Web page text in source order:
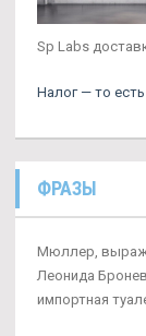
Sp Labs
Налог — то
ФРАЗЫ
Мюллер,
Леонида
импортная